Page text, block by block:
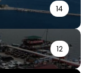
14
12